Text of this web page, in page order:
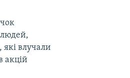
людей,
які влучали
акцій